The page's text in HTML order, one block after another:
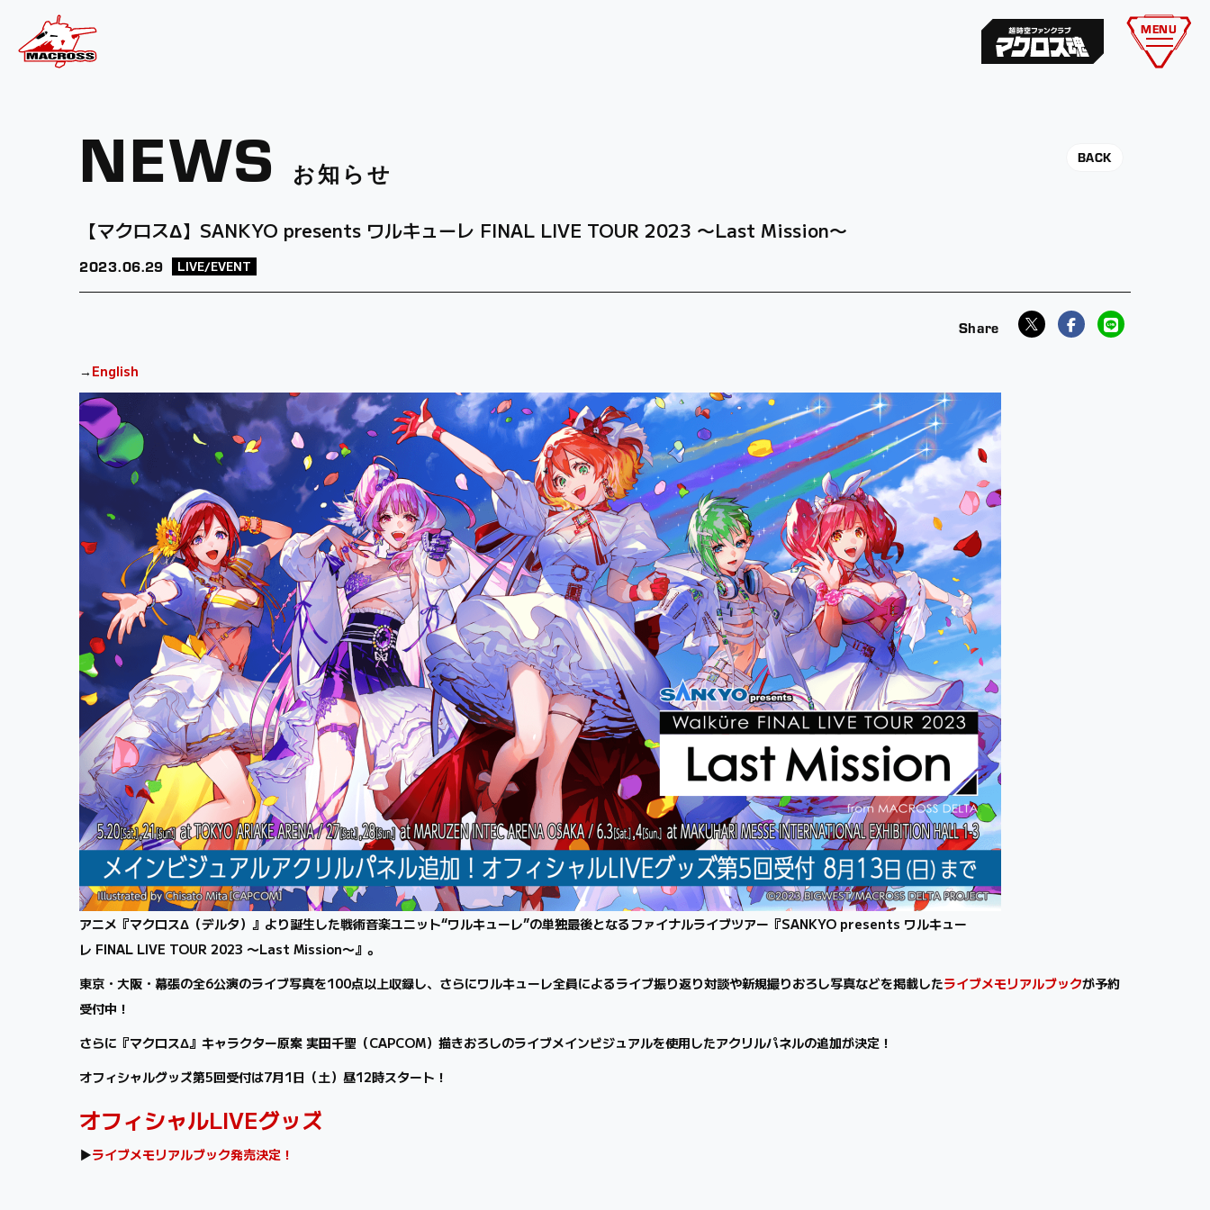
MENU
NEWS お知らせ
BACK
【マクロスΔ】SANKYO presents ワルキューレ FINAL LIVE TOUR 2023 〜Last Mission〜
2023.06.29 LIVE/EVENT
→ English
アニメ『マクロスΔ（デルタ）』より誕生した戦術音楽ユニット“ワルキューレ”の単独最後となるファイナルライブツアー『SANKYO presents ワルキュー
レ FINAL LIVE TOUR 2023 〜Last Mission〜』。
東京・大阪・幕張の全6公演のライブ写真を100点以上収録し、さらにワルキューレ全員によるライブ振り返り対談や新規撮りおろし写真などを掲載したライブメモリアルブックが予約
受付中！
さらに『マクロスΔ』キャラクター原案 実田千聖（CAPCOM）描きおろしのライブメインビジュアルを使用したアクリルパネルの追加が決定！
オフィシャルグッズ第5回受付は7月1日（土）昼12時スタート！
オフィシャルLIVEグッズ
▶ライブメモリアルブック発売決定！